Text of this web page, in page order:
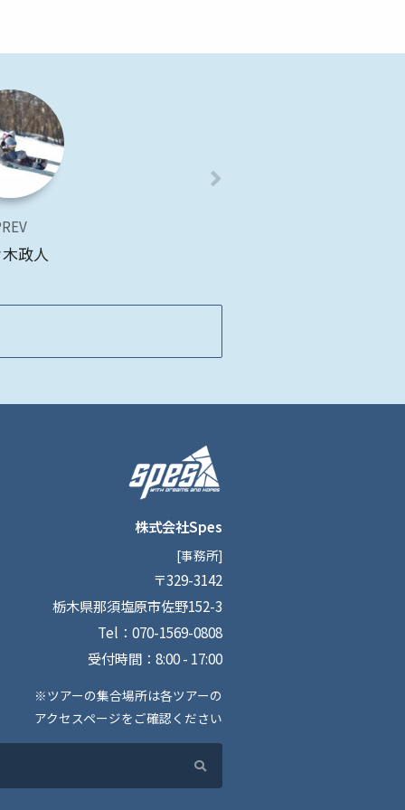
政人
株式会社Spes
[事務所]
〒329-3142
栃木県那須塩原市佐野152-3
Tel：070-1569-0808
受付時間：8:00 - 17:00
※ツアーの集合場所は各ツアーの
アクセスページをご確認ください